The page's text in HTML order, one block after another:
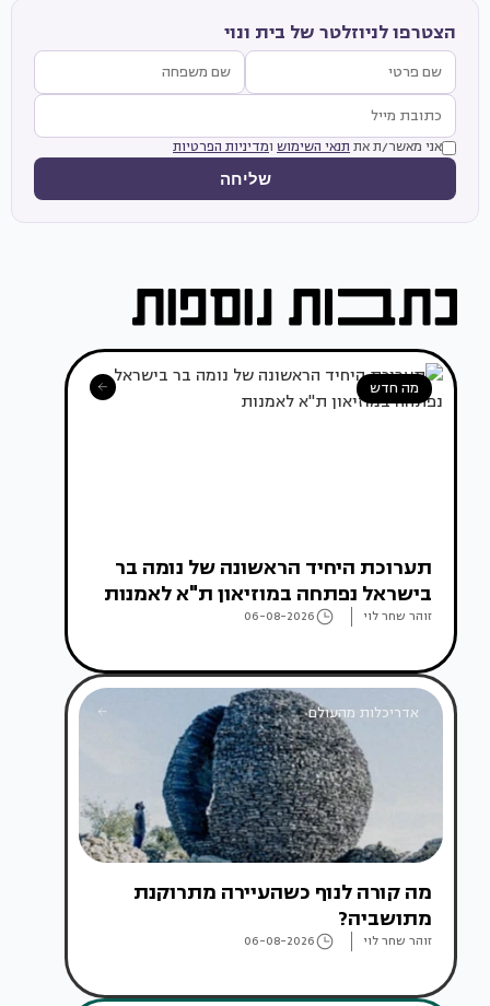
הצטרפו לניוזלטר של בית ונוי
אני מאשר/ת את תנאי השימוש ומדיניות הפרטיות
שליחה
מה חדש
תערוכת היחיד הראשונה של נומה בר
בישראל נפתחה במוזיאון ת"א לאמנות
זוהר שחר לוי 06-08-2026
אדריכלות מהעולם
מה קורה לנוף כשהעיירה מתרוקנת
מתושביה?
זוהר שחר לוי 06-08-2026